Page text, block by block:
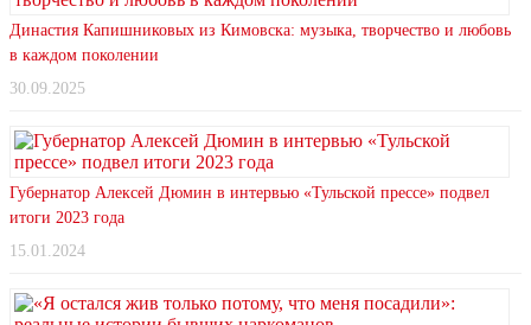
Династия Капишниковых из Кимовска: музыка, творчество и любовь
в каждом поколении
30.09.2025
Губернатор Алексей Дюмин в интервью «Тульской прессе» подвел
итоги 2023 года
15.01.2024